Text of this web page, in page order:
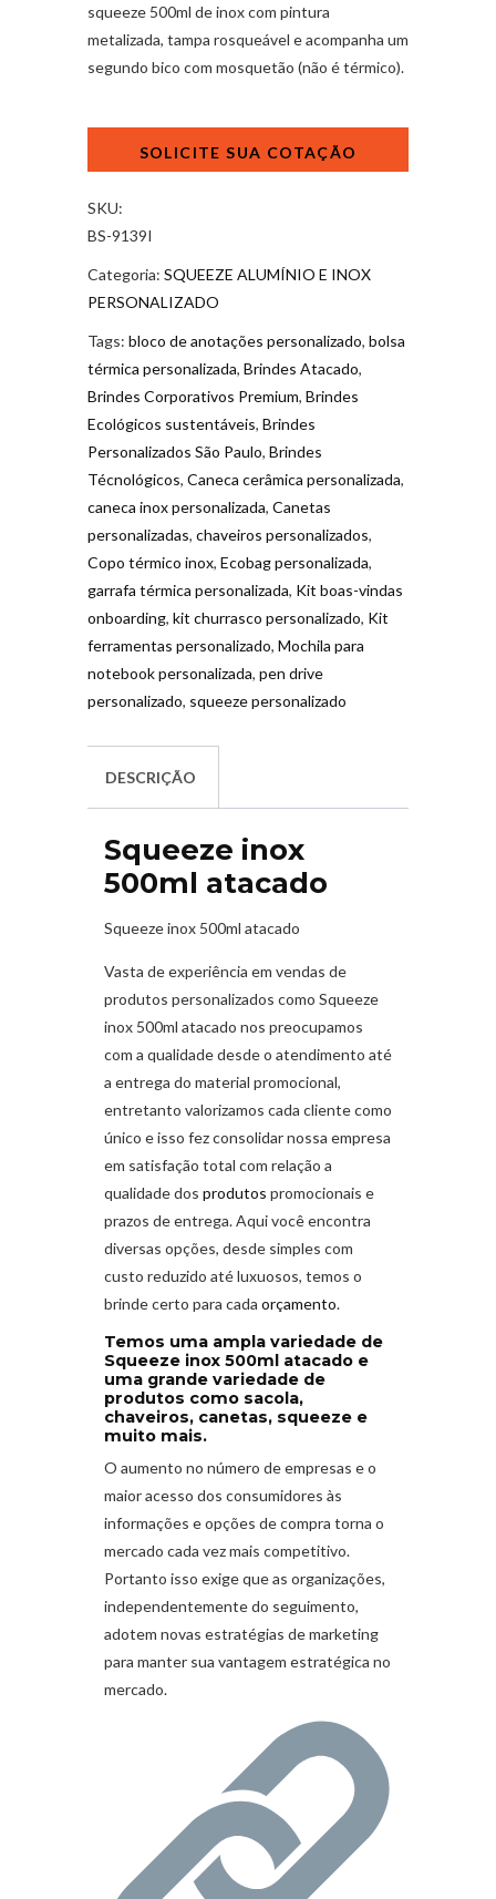
squeeze 500ml de inox com pintura
metalizada, tampa rosqueável e acompanha um
segundo bico com mosquetão (não é térmico).
quantidade
SKU:
BS-9139I
Categoria: SQUEEZE ALUMÍNIO E INOX
PERSONALIZADO
Tags: bloco de anotações personalizado, bolsa
térmica personalizada, Brindes Atacado,
Brindes Corporativos Premium, Brindes
Ecológicos sustentáveis, Brindes
Personalizados São Paulo, Brindes
Técnológicos, Caneca cerâmica personalizada,
caneca inox personalizada, Canetas
personalizadas, chaveiros personalizados,
Copo térmico inox, Ecobag personalizada,
garrafa térmica personalizada, Kit boas-vindas
onboarding, kit churrasco personalizado, Kit
ferramentas personalizado, Mochila para
notebook personalizada, pen drive
personalizado, squeeze personalizado
DESCRIÇÃO
Squeeze inox
500ml atacado
Squeeze inox 500ml atacado
Vasta de experiência em vendas de
produtos personalizados como Squeeze
inox 500ml atacado nos preocupamos
com a qualidade desde o atendimento até
a entrega do material promocional,
entretanto valorizamos cada cliente como
único e isso fez consolidar nossa empresa
em satisfação total com relação a
qualidade dos produtos promocionais e
prazos de entrega. Aqui você encontra
diversas opções, desde simples com
custo reduzido até luxuosos, temos o
brinde certo para cada orçamento.
Temos uma ampla variedade de
Squeeze inox 500ml atacado e
uma grande variedade de
produtos como sacola,
chaveiros, canetas, squeeze e
muito mais.
O aumento no número de empresas e o
maior acesso dos consumidores às
informações e opções de compra torna o
mercado cada vez mais competitivo.
Portanto isso exige que as organizações,
independentemente do seguimento,
adotem novas estratégias de marketing
para manter sua vantagem estratégica no
mercado.